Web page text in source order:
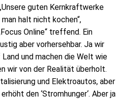
guten Kernkraftwerke
halt nicht kochen“,
Online“ treffend. Ein
aber vorhersehbar. Ja wir
und machen die Welt wie
wir von der Realität überholt.
und Elektroautos, aber
den ‘Stromhunger‘. Aber ja